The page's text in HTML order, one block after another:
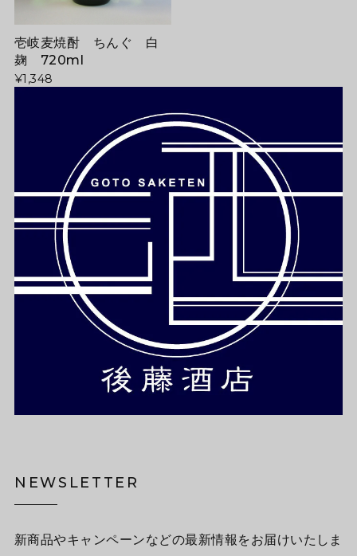
壱岐麦焼酎 ちんぐ 白
麹 720ml
¥1,348
NEWSLETTER
新商品やキャンペーンなどの最新情報をお届けいたしま